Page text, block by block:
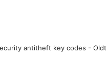
antitheft key codes -